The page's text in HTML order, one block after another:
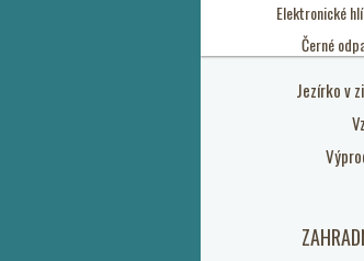
Elektronické
Černé
Jezírko v